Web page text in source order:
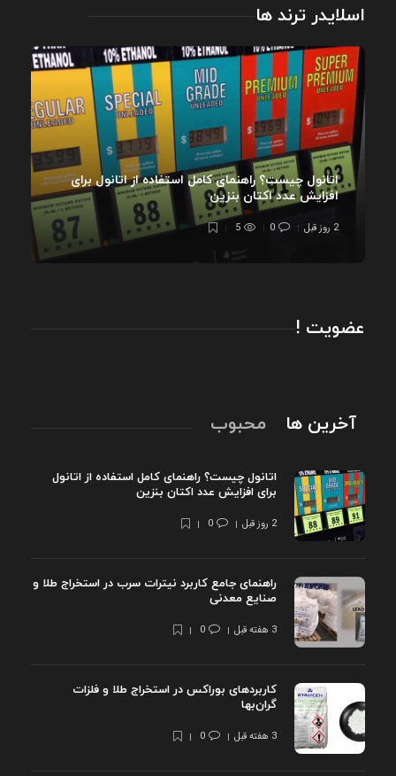
اسلایدر ترند ها
اتانول چیست؟ راهنمای کامل استفاده از اتانول برای
افزایش عدد اکتان بنزین
2 روز قبل 0
5
عضویت !
آخرین ها محبوب
اتانول چیست؟ راهنمای کامل استفاده از اتانول
برای افزایش عدد اکتان بنزین
2 روز قبل 0
راهنمای جامع کاربرد نیترات سرب در استخراج طلا و
صنایع معدنی
3 هفته قبل 0
کاربردهای بوراکس در استخراج طلا و فلزات
گران‌بها
3 هفته قبل 0